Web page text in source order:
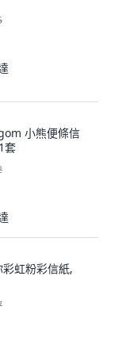
小熊便條信
套
虹粉彩信紙,